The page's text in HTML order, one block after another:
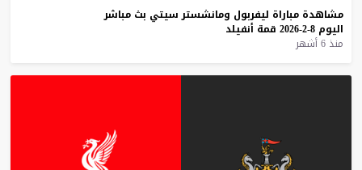
مشاهدة مباراة ليفربول ومانشستر سيتي بث مباشر
اليوم 8-2-2026 قمة أنفيلد
منذ 6 أشهر